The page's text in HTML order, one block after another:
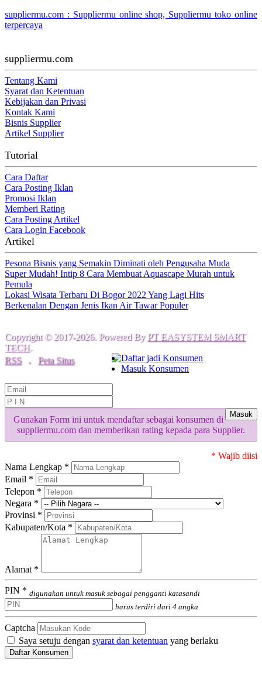
suppliermu.com : Suppliermu online shop, Suppliermu toko online
terpercaya
suppliermu.com
Tentang Kami
Syarat dan Ketentuan
Kebijakan dan Privasi
Kontak Kami
Bisnis Supplier
Artikel Supplier
Tutorial
Cara Daftar
Cara Posting Iklan
Promosi Iklan
Memberi Rating
Cara Posting Artikel
Cara Login Facebook
Artikel
Pesona Bisnis yang Semakin Diminati oleh Pengusaha Muda
Super Mudah! Intip 8 Cara Membuat Aquascape Murah untuk
Pemula
Lokasi Wisata Terbaru Di Bogor 2022 Yang Lagi Hits
Berkenalan Dengan Jenis Ikan Air Tawar Populer
Copyright © 2017-2026. Powered By PT EASYSTEM SMART
TECH.
RSS
. Peta Situs
Daftar jadi Konsumen
Masuk Konsumen
Masuk
Gunakan Form ini untuk mendaftar sebagai konsumen di
suppliermu.com dan memberikan rating kepada para Supplier.
* Wajib diisi
Nama Lengkap *
Email *
Telepon *
Negara *
Provinsi *
Kabupaten/Kota *
Alamat *
PIN * digunakan untuk masuk sebagai pengganti katasandi
harus terdiri dari 4 angka
Captcha
Saya setuju dengan syarat dan ketentuan yang berlaku
Daftar Konsumen